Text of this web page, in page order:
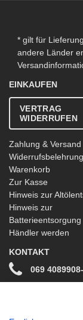
* gilt für
andere Länder
EINKAUFEN
VERTRAG
WIDERRUFEN
Zahlung & Versand
Widerrufsbelehrung
Warenkorb
Zur Kasse
Hinweis zur
Hinweis zur
Batterieentsorgung
Händler werden
KONTAKT
069